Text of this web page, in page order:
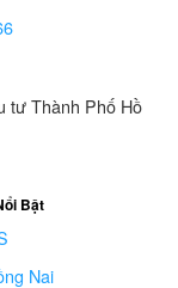
tư Thành Phố Hồ
Bật
Nai